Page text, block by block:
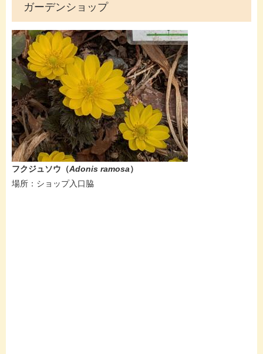
ガーデンショップ
フクジュソウ（Adonis ramosa​）
​場所：ショップ入口脇